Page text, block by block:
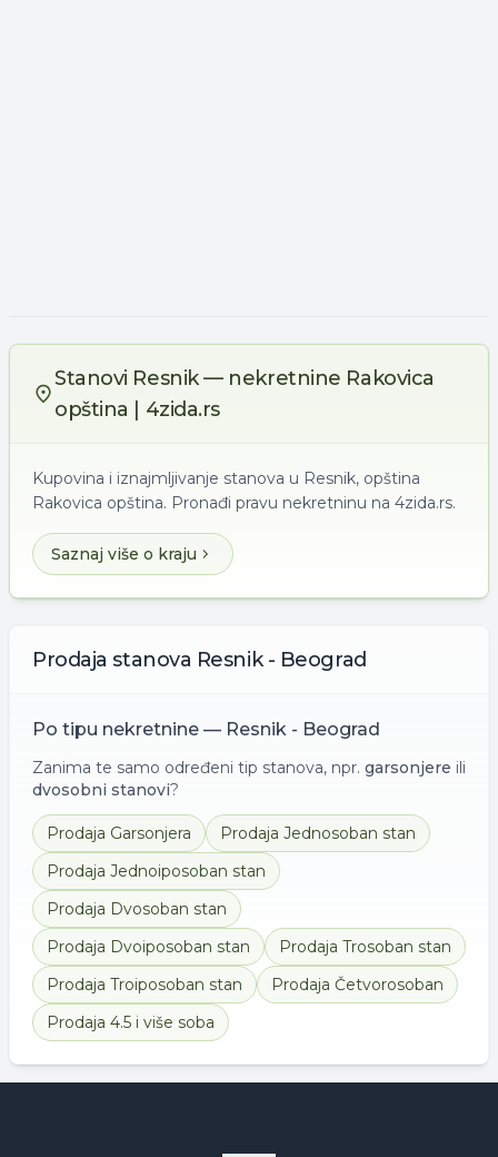
Stanovi Resnik — nekretnine Rakovica
opština | 4zida.rs
Kupovina i iznajmljivanje stanova u Resnik, opština
Rakovica opština. Pronađi pravu nekretninu na 4zida.rs.
Saznaj više o kraju
Prodaja stanova Resnik - Beograd
Po tipu nekretnine — Resnik - Beograd
Zanima te samo određeni tip stanova, npr. garsonjere ili
dvosobni stanovi?
Prodaja Garsonjera Prodaja Jednosoban stan
Prodaja Jednoiposoban stan
Prodaja Dvosoban stan
Prodaja Dvoiposoban stan Prodaja Trosoban stan
Prodaja Troiposoban stan Prodaja Četvorosoban
Prodaja 4.5 i više soba